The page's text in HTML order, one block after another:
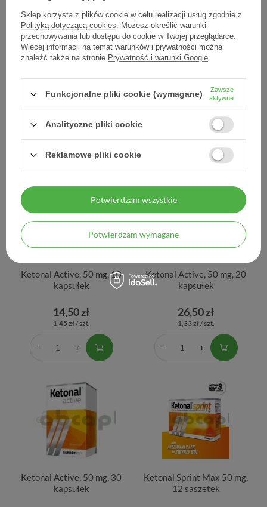
żel, 100 g
24,20 zł
0,24 zł / szt.
10,40 zł
5,20 zł / szt.
Ketonal Active, 50 mg, 10
kapsułek
14,50 zł
1,45 zł / szt.
Ketonal Active, 50 mg, 20
kapsułek
26,50 zł
1,33 zł / szt.
Ketonal Active, 50 mg, 30
kapsułek
Ketonal Sprint Max 50 mg,
12 saszetek
Sklep korzysta z plików cookie w celu realizacji usług zgodnie z
Polityką dotyczącą cookies. Możesz określić warunki
przechowywania lub dostępu do cookie w Twojej przeglądarce.
Więcej informacji na temat warunków i prywatności można
znaleźć także na stronie Prywatność i warunki Google.
Funkcjonalne pliki cookie (wymagane)
Zawsze
aktywne
Analityczne pliki cookie
Reklamowe pliki cookie
Potwierdzam wymagane
Potwierdzam wszystkie